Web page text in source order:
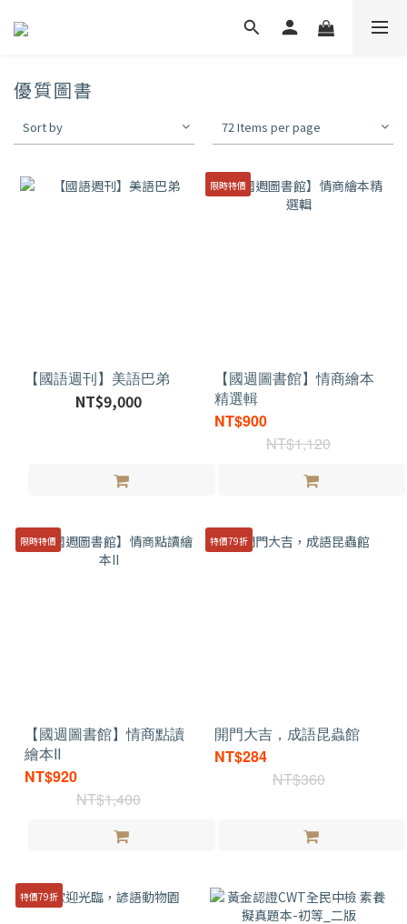
優質圖書
Sort by 72 Items per page
【國語週刊】美語巴弟
NT$9,000
限時特價
【國週圖書館】情商繪本
精選輯
NT$900
NT$1,120
限時特價
【國週圖書館】情商點讀
繪本II
NT$920
NT$1,400
特價79折
開門大吉，成語昆蟲館
NT$284
NT$360
特價79折